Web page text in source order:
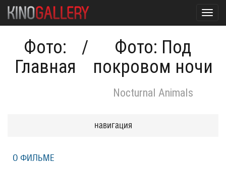
Фото:
Главная
/
Фото: Под
покровом ночи
Nocturnal Animals
навигация
О ФИЛЬМЕ